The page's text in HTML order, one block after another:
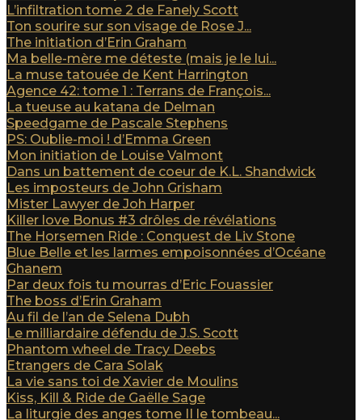
L’infiltration tome 2 de Fanely Scott
Ton sourire sur son visage de Rose J...
The initiation d’Erin Graham
Ma belle-mère me déteste (mais je le lui...
La muse tatouée de Kent Harrington
Agence 42: tome 1 : Terrans de François...
La tueuse au katana de Delman
Speedgame de Pascale Stephens
PS: Oublie-moi ! d’Emma Green
Mon initiation de Louise Valmont
Dans un battement de coeur de K.L. Shandwick
Les imposteurs de John Grisham
Mister Lawyer de Joh Harper
Killer love Bonus #3 drôles de révélations
The Horsemen Ride : Conquest de Liv Stone
Blue Belle et les larmes empoisonnées d’Océane
Ghanem
Par deux fois tu mourras d’Eric Fouassier
The boss d’Erin Graham
Au fil de l’an de Selena Dubh
Le milliardaire défendu de J.S. Scott
Phantom wheel de Tracy Deebs
Etrangers de Cara Solak
La vie sans toi de Xavier de Moulins
Kiss, Kill & Ride de Gaëlle Sage
La liturgie des anges tome II le tombeau...